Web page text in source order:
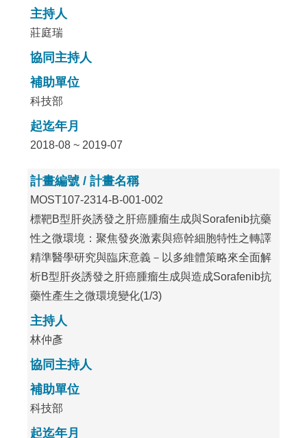
主持人
莊庭瑞
協同主持人
補助單位
科技部
起迄年月
2018-08 ~ 2019-07
計畫編號 / 計畫名稱
MOST107-2314-B-001-002
標靶B型肝炎誘發之肝癌腫瘤生成與Sorafenib抗藥
性之微環境：聚焦發炎激素與癌幹細胞特性之轉譯
精準醫學研究與臨床意義－以多維體策略來全面解
析B型肝炎誘發之肝癌腫瘤生成與造成Sorafenib抗
藥性產生之微環境變化(1/3)
主持人
林仲彥
協同主持人
補助單位
科技部
起迄年月